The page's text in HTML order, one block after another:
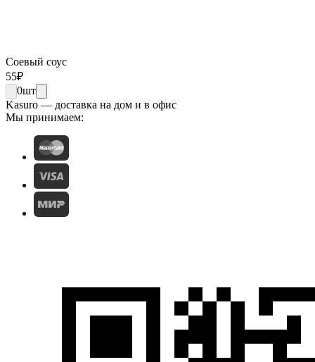
Соевый соус
55₽
0шт
Kasuro — доставка на дом и в офис
Мы принимаем: